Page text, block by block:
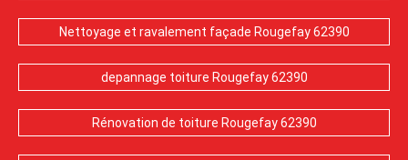
Nettoyage et ravalement façade Rougefay 62390
depannage toiture Rougefay 62390
Rénovation de toiture Rougefay 62390